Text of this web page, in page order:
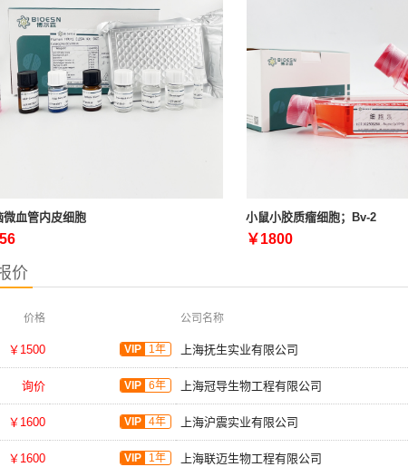
微血管内皮细胞 小鼠小胶质瘤细胞；Bv-2
￥1800
价
价格 公司名称
￥1500 VIP 1年 上海抚生实业有限公司
询价 VIP 6年 上海冠导生物工程有限公司
￥1600 VIP 4年 上海沪震实业有限公司
￥1600 VIP 1年 上海联迈生物工程有限公司